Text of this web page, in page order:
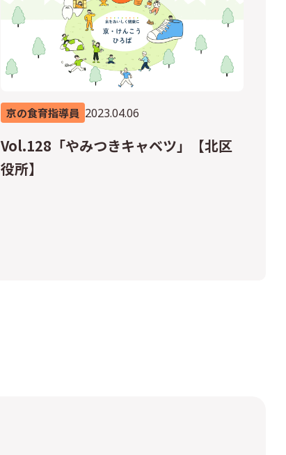
京の食育指導員 2023.04.06
Vol.128「やみつきキャベツ」【北区
役所】